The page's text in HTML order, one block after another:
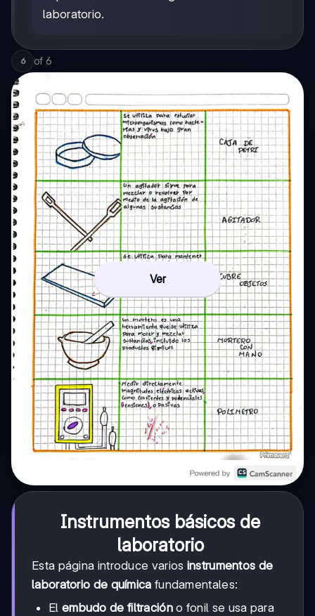
laboratorio.
6 of 6
Ver
Instrumentos básicos de
laboratorio
Esta página introduce varios instrumentos de
laboratorio de química fundamentales:
El embudo de filtracióno fonil se usa para